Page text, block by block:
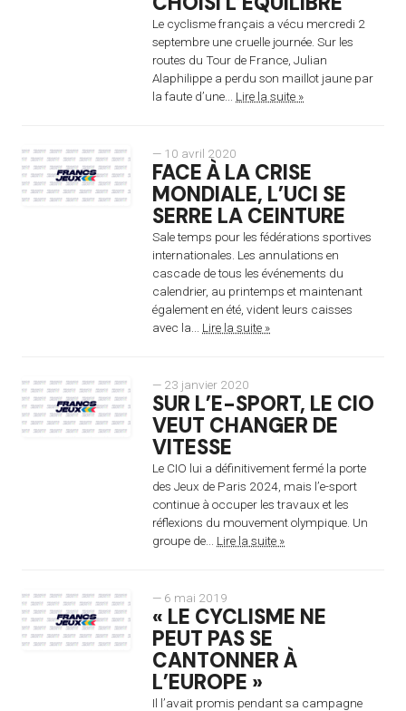
Le cyclisme français a vécu mercredi 2
septembre une cruelle journée. Sur les
routes du Tour de France, Julian
Alaphilippe a perdu son maillot jaune par
la faute d’une... Lire la suite »
— 10 avril 2020
FACE À LA CRISE
MONDIALE, L’UCI SE
SERRE LA CEINTURE
Sale temps pour les fédérations sportives
internationales. Les annulations en
cascade de tous les événements du
calendrier, au printemps et maintenant
également en été, vident leurs caisses
avec la... Lire la suite »
— 23 janvier 2020
SUR L’E-SPORT, LE CIO
VEUT CHANGER DE
VITESSE
Le CIO lui a définitivement fermé la porte
des Jeux de Paris 2024, mais l’e-sport
continue à occuper les travaux et les
réflexions du mouvement olympique. Un
groupe de... Lire la suite »
— 6 mai 2019
« LE CYCLISME NE
PEUT PAS SE
CANTONNER À
L’EUROPE »
Il l’avait promis pendant sa campagne